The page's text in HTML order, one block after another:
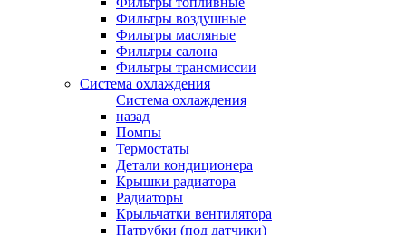
Фильтры воздушные
Фильтры масляные
Фильтры салона
Фильтры трансмиссии
Система охлаждения
Система охлаждения
назад
Помпы
Термостаты
Детали кондиционера
Крышки радиатора
Радиаторы
Крыльчатки вентилятора
Патрубки (под датчики)